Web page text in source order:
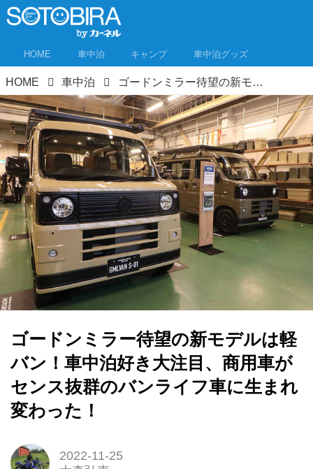
HOME 車中泊 キャンプ 車中泊グッズ
HOME 車中泊 ゴードンミラー待望の新モデルは軽バン！車中泊好き大注目、商用車がセンス抜群のバンライフ車に生まれ変わった！
ゴードンミラー待望の新モデルは軽
バン！車中泊好き大注目、商用車が
センス抜群のバンライフ車に生まれ
変わった！
2022-11-25